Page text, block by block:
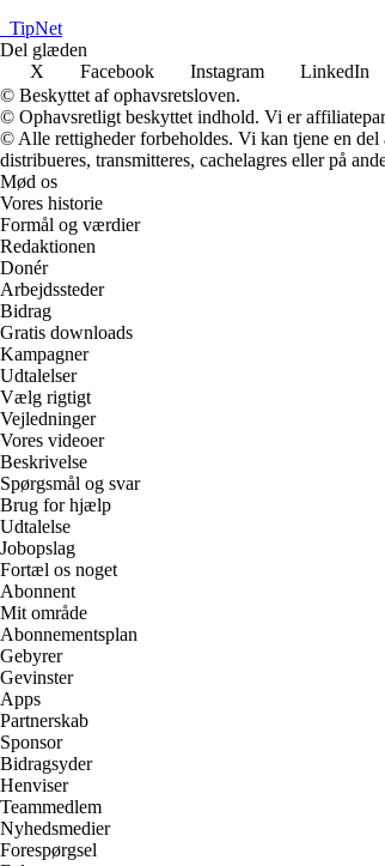
TipNet
Del glæden
X
Facebook Instagram LinkedIn
© Beskyttet af ophavsretsloven.
© Ophavsretligt beskyttet indhold. Vi er
© Alle rettigheder forbeholdes. Vi kan tjene en del
distribueres, transmitteres, cachelagres eller på
Mød os
Vores historie
Formål og værdier
Redaktionen
Donér
Arbejdssteder
Bidrag
Gratis downloads
Kampagner
Udtalelser
Vælg rigtigt
Vejledninger
Vores videoer
Beskrivelse
Spørgsmål og svar
Brug for hjælp
Udtalelse
Jobopslag
Fortæl os noget
Abonnent
Mit område
Abonnementsplan
Gebyrer
Gevinster
Apps
Partnerskab
Sponsor
Bidragsyder
Henviser
Teammedlem
Nyhedsmedier
Forespørgsel